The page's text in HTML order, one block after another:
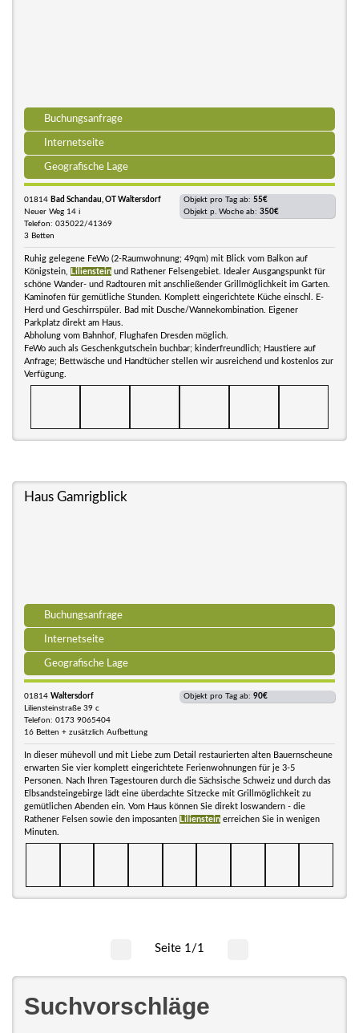
Buchungsanfrage
Internetseite
Geografische Lage
01814 Bad Schandau, OT Waltersdorf
Neuer Weg 14 i
Telefon: 035022/41369
3 Betten
Objekt pro Tag ab: 55€
Objekt p. Woche ab: 350€
Ruhig gelegene FeWo (2-Raumwohnung; 49qm) mit Blick vom Balkon auf
Königstein,
Lilienstein und Rathener Felsengebiet. Idealer Ausgangspunkt für
schöne Wander- und Radtouren mit anschließender Grillmöglichkeit im Garten.
Kaminofen für gemütliche Stunden. Komplett eingerichtete Küche einschl. E-
Herd und Geschirrspüler. Bad mit Dusche/Wannekombination. Eigener
Parkplatz direkt am Haus.
Abholung vom Bahnhof, Flughafen Dresden möglich.
FeWo auch als Geschenkgutschein buchbar; kinderfreundlich; Haustiere auf
Anfrage; Bettwäsche und Handtücher stellen wir ausreichend und kostenlos zur
Verfügung.
Haus Gamrigblick
Buchungsanfrage
Internetseite
Geografische Lage
01814 Waltersdorf
Liliensteinstraße 39 c
Telefon: 0173 9065404
16 Betten + zusätzlich Aufbettung
Objekt pro Tag ab: 90€
In dieser mühevoll und mit Liebe zum Detail restaurierten alten Bauernscheune
erwarten Sie vier komplett eingerichtete Ferienwohnungen für je 3-5
Personen. Nach Ihren Tagestouren durch die Sächsische Schweiz und durch das
Elbsandsteingebirge lädt eine überdachte Sitzecke mit Grillmöglichkeit zu
gemütlichen Abenden ein. Vom Haus können Sie direkt loswandern - die
Rathener Felsen sowie den imposanten Lilienstein erreichen Sie in wenigen
Minuten.
Seite 1/1
Suchvorschläge